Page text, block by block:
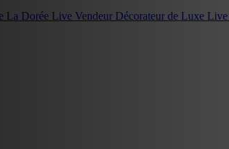
La Dorée Live Vendeur Décorateur de Luxe Live